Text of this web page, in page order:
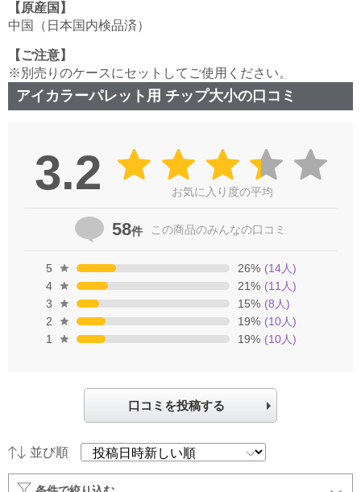
【原産国】
中国（日本国内検品済）
【ご注意】
※別売りのケースにセットしてご使用ください。
アイカラーパレット用 チップ大小の口コミ
3.2 お気に入り度の平均
58件 この商品のみんなの口コミ
5 26% (14人)
4
21% (11 人)
3
15% (8 人)
2
19% (10人)
1
19% (10人)
口コミを投稿する
並び順